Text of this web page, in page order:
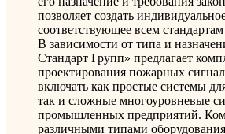
позволяет создать
соответствующее всем
В зависимости от типа и
Стандарт Групп» предлагает
проектирования пожарных
включать как простые системы
так и сложные многоуровневые
промышленных предприятий.
различными типами